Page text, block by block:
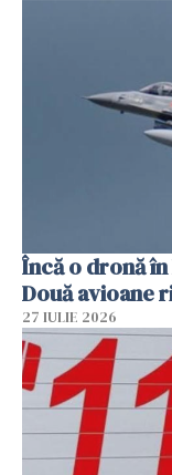
Încă o dronă în
Două avioane
27 IULIE 2026